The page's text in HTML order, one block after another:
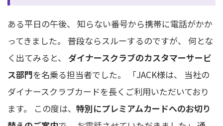
ある平日の午後、 知らない番号から携帯に電話がかか
ってきました。 普段ならスルーするのですが、 何とな
く出てみると、 ダイナースクラブのカスタマーサービ
ス部門を名乗る担当者でした。 「JACK様は、 当社の
ダイナースクラブカードを長くご利用いただいており
ます。 この度は、 特別にプレミアムカードへのお切り